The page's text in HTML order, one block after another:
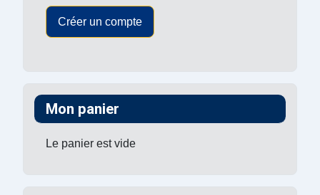
Créer un compte
Mon panier
Le panier est vide